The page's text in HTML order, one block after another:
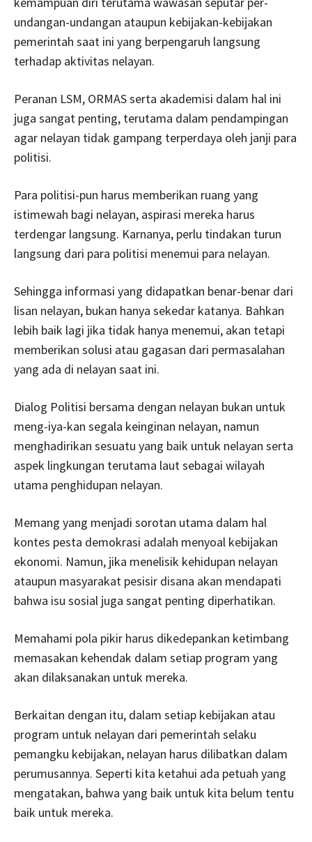
undangan-undangan ataupun kebijakan-kebijakan
pemerintah saat ini yang berpengaruh langsung
terhadap aktivitas nelayan.
Peranan LSM, ORMAS serta akademisi dalam hal ini
juga sangat penting, terutama dalam pendampingan
agar nelayan tidak gampang terperdaya oleh janji para
politisi.
Para politisi-pun harus memberikan ruang yang
istimewah bagi nelayan, aspirasi mereka harus
terdengar langsung. Karnanya, perlu tindakan turun
langsung dari para politisi menemui para nelayan.
Sehingga informasi yang didapatkan benar-benar dari
lisan nelayan, bukan hanya sekedar katanya. Bahkan
lebih baik lagi jika tidak hanya menemui, akan tetapi
memberikan solusi atau gagasan dari permasalahan
yang ada di nelayan saat ini.
Dialog Politisi bersama dengan nelayan bukan untuk
meng-iya-kan segala keinginan nelayan, namun
menghadirikan sesuatu yang baik untuk nelayan serta
aspek lingkungan terutama laut sebagai wilayah
utama penghidupan nelayan.
Memang yang menjadi sorotan utama dalam hal
kontes pesta demokrasi adalah menyoal kebijakan
ekonomi. Namun, jika menelisik kehidupan nelayan
ataupun masyarakat pesisir disana akan mendapati
bahwa isu sosial juga sangat penting diperhatikan.
Memahami pola pikir harus dikedepankan ketimbang
memasakan kehendak dalam setiap program yang
akan dilaksanakan untuk mereka.
Berkaitan dengan itu, dalam setiap kebijakan atau
program untuk nelayan dari pemerintah selaku
pemangku kebijakan, nelayan harus dilibatkan dalam
perumusannya. Seperti kita ketahui ada petuah yang
mengatakan, bahwa yang baik untuk kita belum tentu
baik untuk mereka.